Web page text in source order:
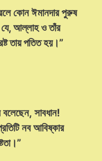
কোন ঈমানদার পুরুষ
যে, আল্লাহ ও তাঁর
তায় পতিত হয়।”
সাবধান!
নব আবিষ্কার